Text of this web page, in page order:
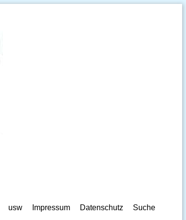
usw Impressum Datenschutz Suche